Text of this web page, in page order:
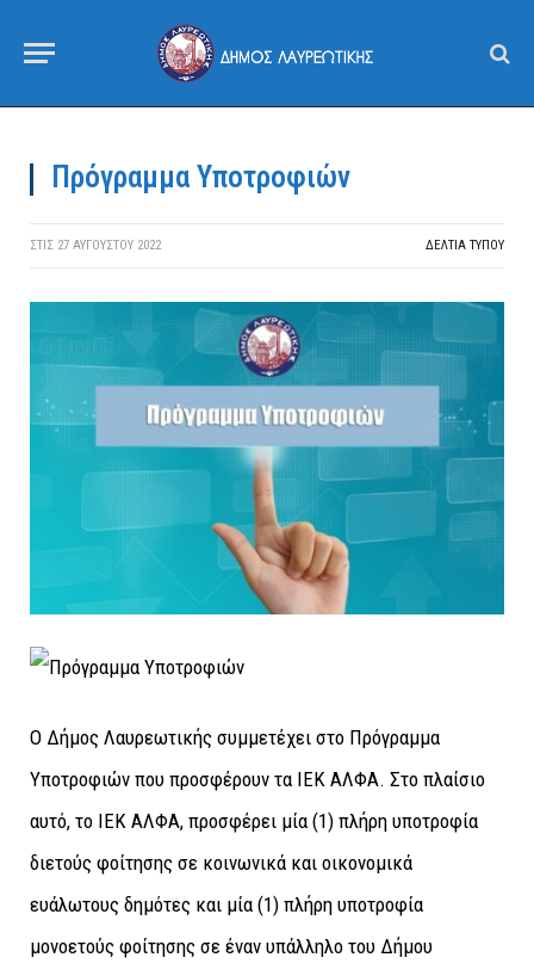
Πρόγραμμα Υποτροφιών
ΣΤΙΣ 27 ΑΥΓΟΎΣΤΟΥ 2022 ΔΕΛΤΙΑ ΤΥΠΟΥ
O Δήμος Λαυρεωτικής συμμετέχει στο Πρόγραμμα
Υποτροφιών που προσφέρουν τα ΙΕΚ ΑΛΦΑ. Στο πλαίσιο
αυτό, το ΙΕΚ ΑΛΦΑ, προσφέρει μία (1) πλήρη υποτροφία
διετούς φοίτησης σε κοινωνικά και οικονομικά
ευάλωτους δημότες και μία (1) πλήρη υποτροφία
μονοετούς φοίτησης σε έναν υπάλληλο του Δήμου